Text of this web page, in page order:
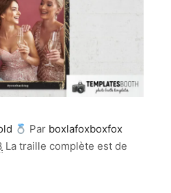
Par boxlafoxboxfox
La traille complète est de